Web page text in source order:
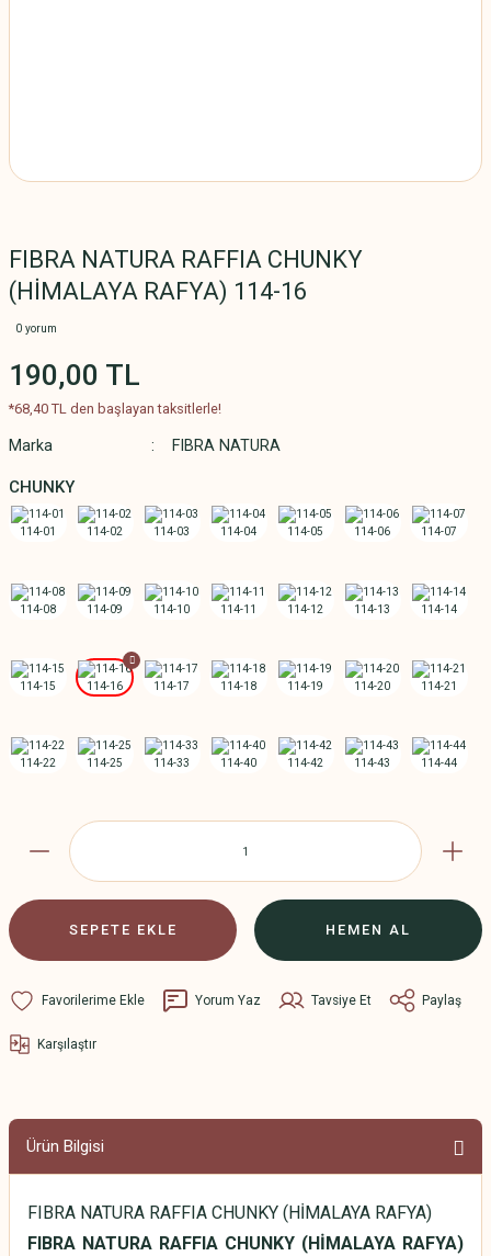
FIBRA NATURA RAFFIA CHUNKY
(HİMALAYA RAFYA) 114-16
0 yorum
190,00 TL
*68,40 TL den başlayan taksitlerle!
Marka FIBRA NATURA
CHUNKY
SEPETE EKLE HEMEN AL
Yorum Yaz Tavsiye Et Paylaş
Karşılaştır
Ürün Bilgisi
FIBRA NATURA RAFFIA CHUNKY (HİMALAYA RAFYA)
FIBRA NATURA RAFFIA CHUNKY (HİMALAYA RAFYA)